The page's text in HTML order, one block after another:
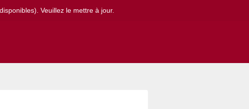
Veuillez le mettre à jour.